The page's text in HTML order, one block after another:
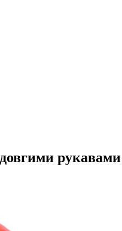
рукавами